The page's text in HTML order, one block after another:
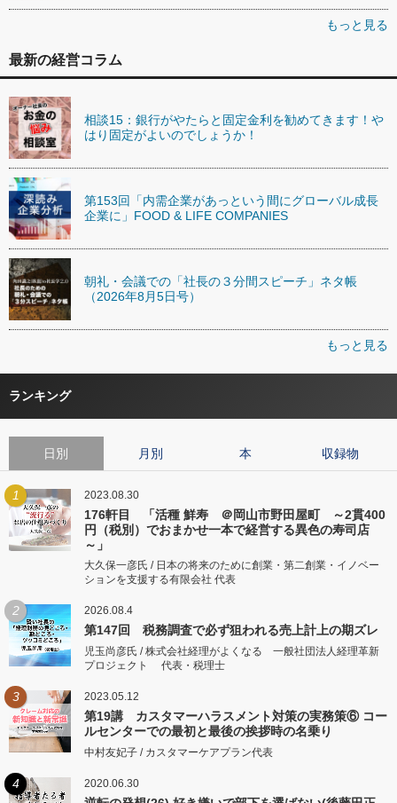
もっと見る
最新の経営コラム
相談15：銀行がやたらと固定金利を勧めてきます！や
はり固定がよいのでしょうか！
第153回「内需企業があっという間にグローバル成長
企業に」FOOD & LIFE COMPANIES
朝礼・会議での「社長の３分間スピーチ」ネタ帳
（2026年8月5日号）
もっと見る
ランキング
日別 月別 本 収録物
1 2023.08.30
176軒目 「活種 鮮寿 ＠岡山市野田屋町 ～2貫400
円（税別）でおまかせ一本で経営する異色の寿司店
～」
大久保一彦氏 / 日本の将来のために創業・第二創業・イノベー
ションを支援する有限会社 代表
2 2026.08.4
第147回 税務調査で必ず狙われる売上計上の期ズレ
児玉尚彦氏 / 株式会社経理がよくなる 一般社団法人経理革新
プロジェクト 代表・税理士
3 2023.05.12
第19講 カスタマーハラスメント対策の実務策⑥ コー
ルセンターでの最初と最後の挨拶時の名乗り
中村友妃子 / カスタマーケアプラン代表
4 2020.06.30